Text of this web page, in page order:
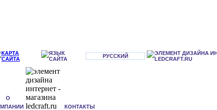
РУССКИЙ
О
КОНТАКТЫ